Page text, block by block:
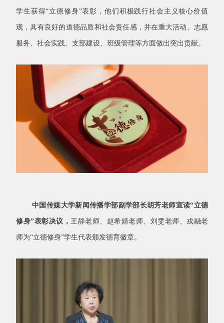
学生获得“立德修身”表彰，他们积极践行社会主义核心价值
观，具有良好的道德品质和社会责任感，并在重大活动、志愿
服务、社会实践、支部建设、班级管理等方面做出突出贡献。
中国传媒大学新闻传播学部副学部长胡芳老师宣读“立德
修身”表彰决议， 王静老师、赵希婧老师、刘雯老师、戎融老
师为“立德修身”学生代表颁发德育徽章。